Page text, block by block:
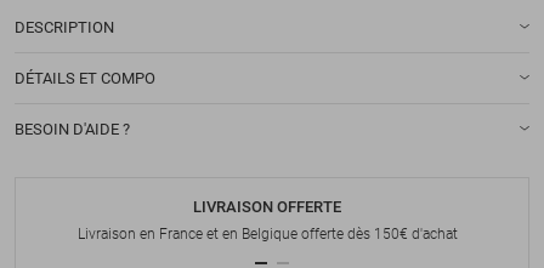
DESCRIPTION
DÉTAILS ET COMPO
BESOIN D'AIDE ?
LIVRAISON OFFERTE
Livraison en France et en Belgique offerte dès 150€ d'achat